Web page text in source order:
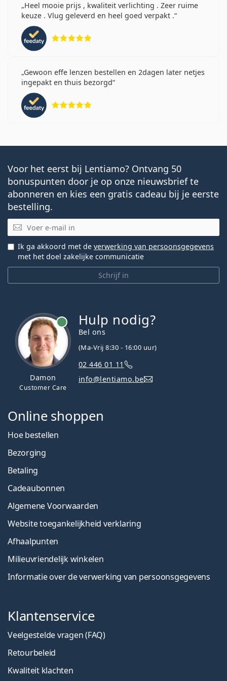
Heel mooie prijs , kwaliteit verlichting . Zeer ruime
keuze . Vlug geleverd en heel goed verpakt .
Gewoon effe lenzen bestellen en 2dagen later netjes
ingepakt en thuis bezorgd
Voor het eerst bij Lentiamo? Ontvang 50
bonuspunten door je op onze nieuwsbrief te
abonneren en kies een gratis cadeau bij je eerste
bestelling.
E-mail
Schrijf in
Ik ga akkoord met de verwerking van persoonsgegevens
met het doel zakelijke communicatie
Damon
Customer Care
Hulp nodig?
Bel ons
(Ma-Vrij 8:30 - 16:00 uur)
02 446 01 11
info@lentiamo.be
Online shoppen
Hoe bestellen
Bezorging
Betaling
Cadeaubonnen
Algemene Voorwaarden
Website toegankelijkheid verklaring
Afhaalpunten
Milieuvriendelijk winkelen
Informatie over de verwerking van persoonsgegevens
Klantenservice
Veelgestelde vragen (FAQ)
Retourbeleid
Kwaliteit klachten